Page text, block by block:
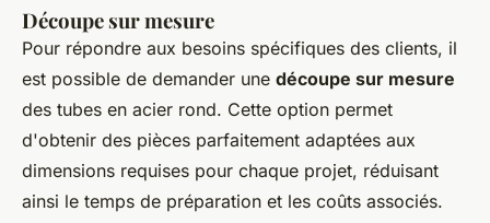
Découpe sur mesure
Pour répondre aux besoins spécifiques des clients, il
est possible de demander une découpe sur mesure
des tubes en acier rond. Cette option permet
d'obtenir des pièces parfaitement adaptées aux
dimensions requises pour chaque projet, réduisant
ainsi le temps de préparation et les coûts associés.